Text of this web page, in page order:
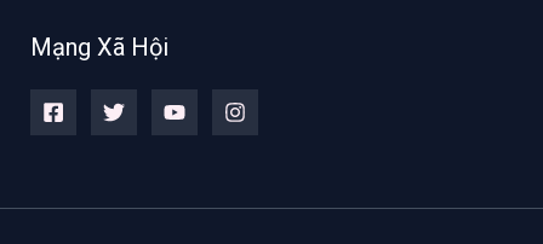
Mạng Xã Hội